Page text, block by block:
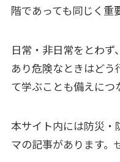
階であっても同じく重
日常・非日常をとわ
あり危険なときはど
て学ぶことも備えにつ
本サイト内には防災・
マの記事があります。